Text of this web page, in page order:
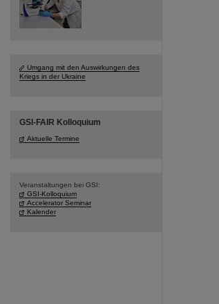
Umgang mit den Auswirkungen des
Kriegs in der Ukraine
GSI-FAIR Kolloquium
Aktuelle Termine
Veranstaltungen bei GSI:
GSI-Kolloquium
Accelerator Seminar
Kalender